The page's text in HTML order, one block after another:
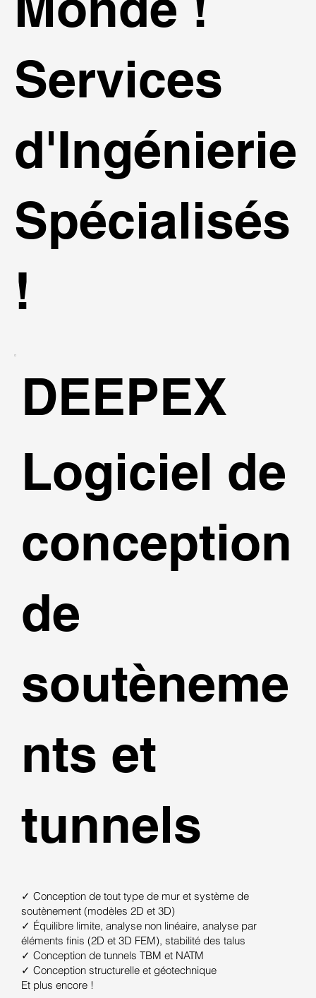
Services
d'Ingénierie
Spécialisés
!
DEEPEX
Logiciel de
conception
de
soutèneme
nts et
tunnels
✓ Conception de tout type de mur et système de
soutènement (modèles 2D et 3D)
✓ Équilibre limite, analyse non linéaire, analyse par
éléments finis (2D et 3D FEM), stabilité des talus
✓ Conception de tunnels TBM et NATM
✓ Conception structurelle et géotechnique
Et plus encore !